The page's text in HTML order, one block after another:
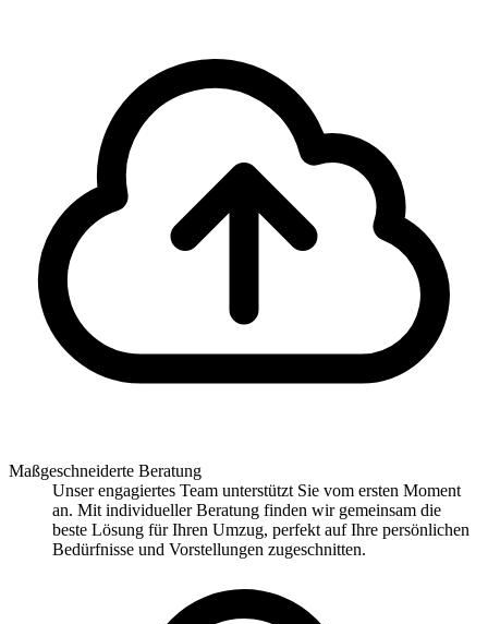
Maßgeschneiderte Beratung
Unser engagiertes Team unterstützt Sie vom ersten Moment
an. Mit individueller Beratung finden wir gemeinsam die
beste Lösung für Ihren Umzug, perfekt auf Ihre persönlichen
Bedürfnisse und Vorstellungen zugeschnitten.